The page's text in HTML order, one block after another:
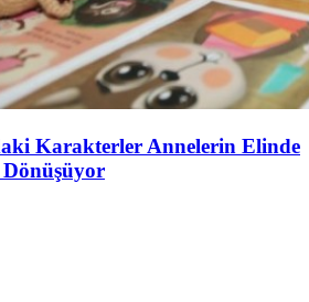
Karakterler Annelerin Elinde